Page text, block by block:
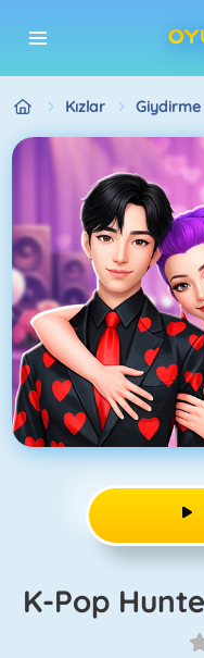
Kızlar Giydirme
K-Pop